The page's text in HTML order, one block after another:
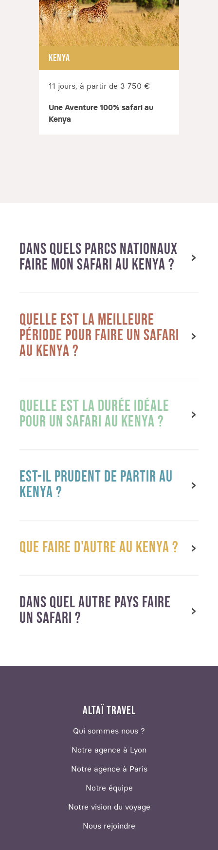
KENYA
11 jours, à partir de 3 750 €
Une Aventure 100% safari au
Kenya
DANS QUELS PARCS NATIONAUX
FAIRE MON SAFARI AU KENYA ?
QUELLE EST LA MEILLEURE
PÉRIODE POUR FAIRE UN SAFARI
AU KENYA ?
QUELLE EST LA DURÉE IDÉALE
POUR UN SAFARI AU KENYA ?
EST-IL PRUDENT DE PARTIR AU
KENYA ?
QUE FAIRE D'AUTRE AU KENYA ?
DANS QUEL AUTRE PAYS FAIRE
UN SAFARI ?
ALTAÏ TRAVEL
Qui sommes nous ?
Notre agence à Lyon
Notre agence à Paris
Notre équipe
Notre vision du voyage
Nous rejoindre